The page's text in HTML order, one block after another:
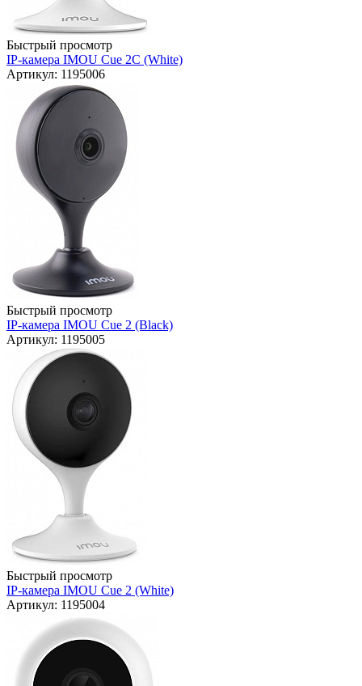
Быстрый просмотр
IP-камера IMOU Cue 2C (White)
Артикул: 1195006
Быстрый просмотр
IP-камера IMOU Cue 2 (Black)
Артикул: 1195005
Быстрый просмотр
IP-камера IMOU Cue 2 (White)
Артикул: 1195004